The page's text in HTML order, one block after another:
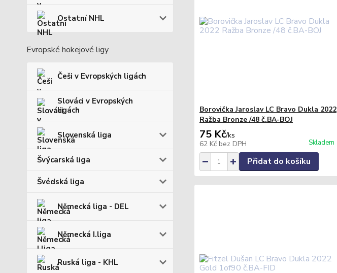
Ostatní NHL
Evropské hokejové ligy
Češi v Evropských ligách
Slováci v Evropských
ligách
Slovenská liga
Švýcarská liga
Švédská liga
Německá liga - DEL
Německá I.liga
Ruská liga - KHL
Borovička Jaroslav LC Bravo Dukla 2022
Ražba Bronze /48 č.BA-BOJ
75 Kč/ks
62 Kč bez DPH Skladem
Přidat do košíku